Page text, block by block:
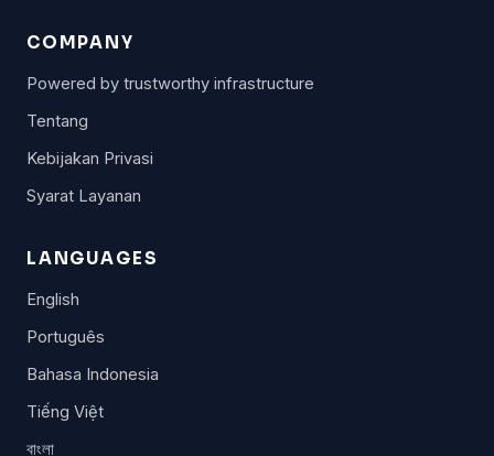
COMPANY
Powered by trustworthy infrastructure
Tentang
Kebijakan Privasi
Syarat Layanan
LANGUAGES
English
Português
Bahasa Indonesia
Tiếng Việt
বাংলা